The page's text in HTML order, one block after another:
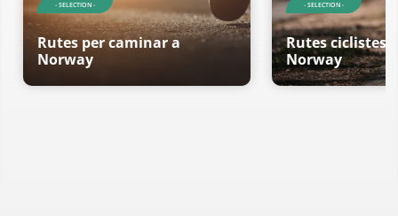
- SELECTION -
Rutes per caminar a
Norway
- SELECTION -
Rutes ciclistes
Norway